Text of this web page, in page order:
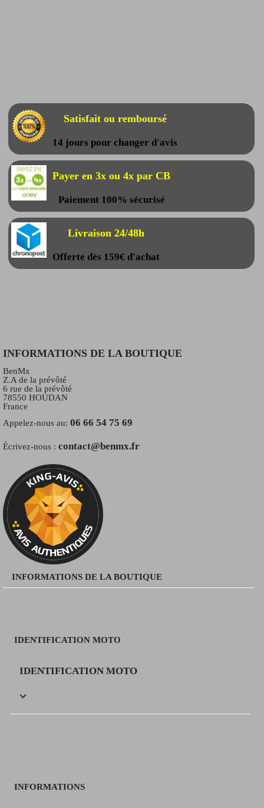
Satisfait ou remboursé
14 jours pour changer d'avis
Payer en 3x ou 4x par CB
Paiement 100% sécurisé
Livraison 24/48h
Offerte dès 159€ d'achat
INFORMATIONS DE LA BOUTIQUE
BenMx
Z.A de la prévôté
6 rue de la prévôté
78550 HOUDAN
France
Appelez-nous au: 06 66 54 75 69
Écrivez-nous : contact@benmx.fr
INFORMATIONS DE LA BOUTIQUE
IDENTIFICATION MOTO
IDENTIFICATION MOTO

INFORMATIONS